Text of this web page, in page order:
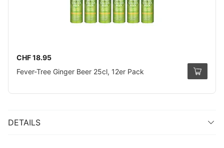
CHF 18.95
Fever-Tree Ginger Beer 25cl, 12er Pack
DETAILS